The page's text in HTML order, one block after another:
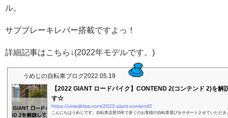
ル。
サブブレーキレバー搭載ですよっ！
詳細記事はこちら↓(2022年モデルです。)
うめじの自転車ブログ2022.05.19
【2022 GIANT ロードバイク】CONTEND 2(コンテンド 2)を解
す☆
https://umejiblog.com/2022-giant-contend2
こんにちはうめじです。自転車店歴15年で多くのお客様の自転車選びをサポートさせていただき